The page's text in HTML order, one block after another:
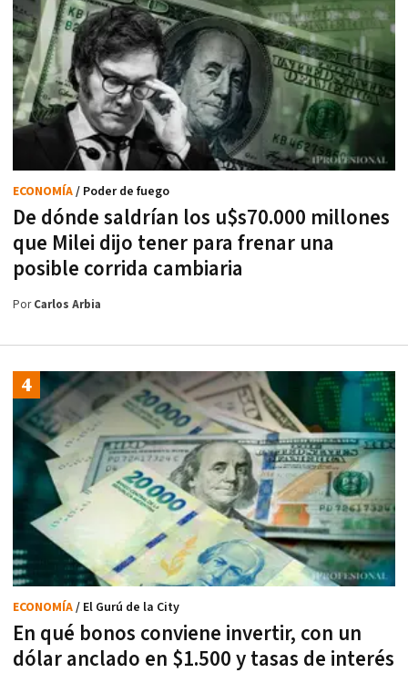
De dónde saldrían los u$s70.000 millones
que Milei dijo tener para frenar una
posible corrida cambiaria
ECONOMÍA/ Poder de fuego
PorCarlos Arbia
En qué bonos conviene invertir, con un
dólar anclado en $1.500 y tasas de interés
ECONOMÍA/ El Gurú de la City